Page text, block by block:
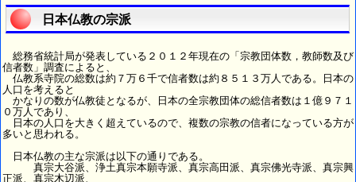
日本仏教の宗派
総務省統計局が発表している２０１２年現在の「宗教団体数，教師数及び
信者数」調査によると、
仏教系寺院の総数は約７万６千で信者数は約８５１３万人である。日本の
人口を考えると
かなりの数が仏教徒となるが、日本の全宗教団体の総信者数は１億９７１
０万人であり、
日本の人口を大きく超えているので、複数の宗教の信者になっている方が
多いと思われる。
日本仏教の主な宗派は以下の通りである。
真宗大谷派、浄土真宗本願寺派、真宗高田派、真宗佛光寺派、真宗興
正派、真宗木辺派、